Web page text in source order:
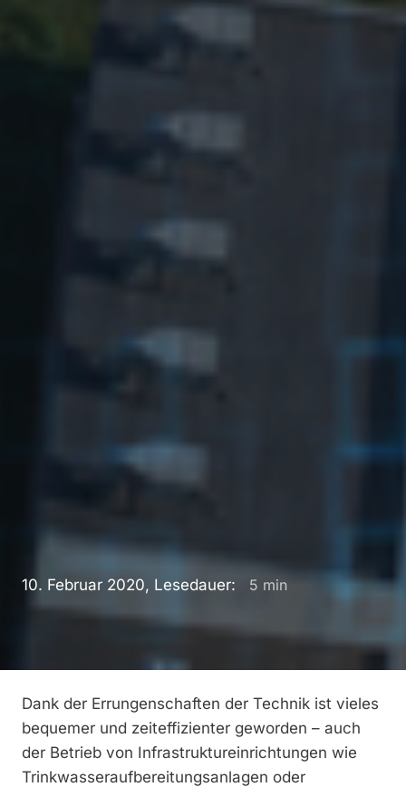
10. Februar 2020, Lesedauer: 5 min
Dank der Errungenschaften der Technik ist vieles
bequemer und zeiteffizienter geworden – auch
der Betrieb von Infrastruktureinrichtungen wie
Trinkwasseraufbereitungsanlagen oder